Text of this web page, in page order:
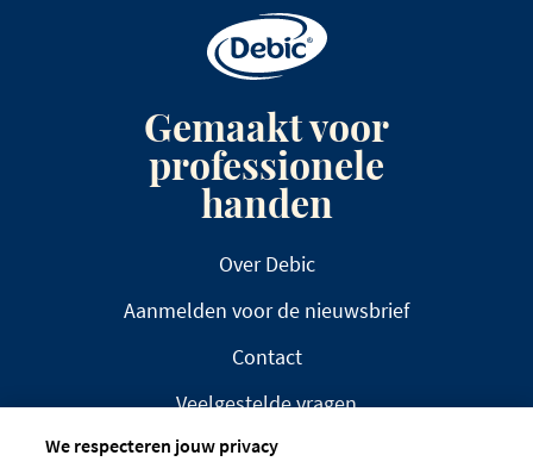
Gemaakt voor
professionele
handen
Over Debic
Aanmelden voor de nieuwsbrief
Contact
Veelgestelde vragen
We respecteren jouw privacy